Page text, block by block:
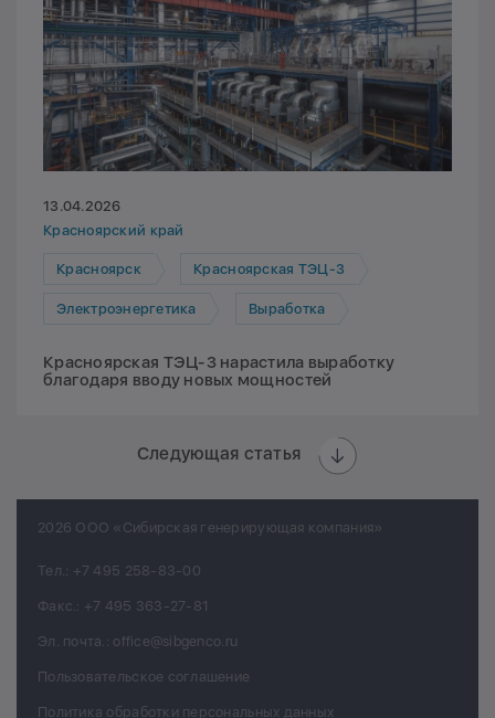
13.04.2026
Красноярский край
Красноярск Красноярская ТЭЦ-3
Электроэнергетика Выработка
Красноярская ТЭЦ-3 нарастила выработку
благодаря вводу новых мощностей
Следующая статья
2026 ООО «Сибирская генерирующая компания»
Тел.: +7 495 258-83-00
Факс.: +7 495 363-27-81
Эл. почта.: office@sibgenco.ru
Пользовательское соглашение
Политика обработки персональных данных